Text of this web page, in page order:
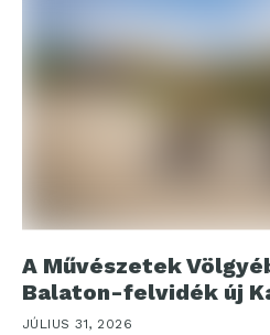
A Művészetek
Balaton-felvidék új
JÚLIUS 31, 2026